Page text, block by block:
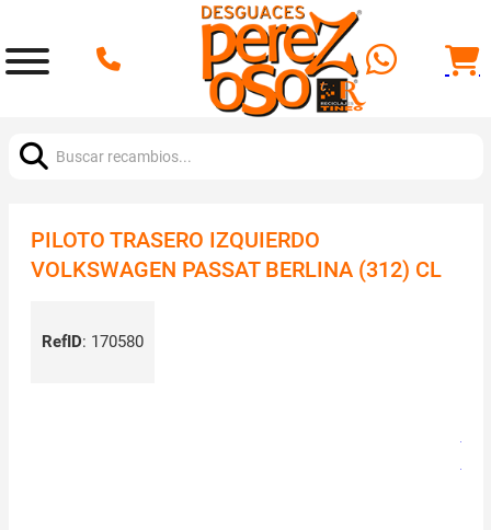
PILOTO TRASERO IZQUIERDO
VOLKSWAGEN PASSAT BERLINA (312) CL
RefID: 170580